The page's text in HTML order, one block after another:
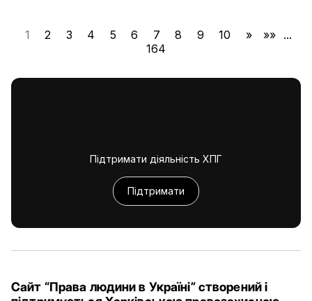
1 2 3 4 5 6 7 8 9 10 » »» ...
164
Підтримати діяльність ХПГ
Підтримати
Сайт “Права людини в Україні” створений і